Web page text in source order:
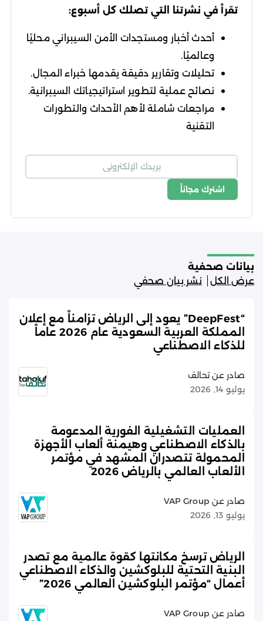
تقرأ في نشرتنا التي تصلك كل أسبوع:
أحدث أخبار ومستجدات الأمن السيبراني محليًا
وعالميًا.
تحليلات وتقارير دقيقة يقدمها خبراء المجال.
نصائح عملية لتطوير استراتيجياتك السيبرانية.
مراجعات شاملة لأهم الأحداث والتطورات
التقنية
اشترك مجاناً
بيانات صحفية
عرض الكل
نشر بيان صحفي
“DeepFest” يعود إلى الرياض تزامناً مع إعلان
المملكة العربية السعودية عام 2026 عاماً
للذكاء الاصطناعي
صادر عن تحالف
يوليو 14, 2026
العمليات التشغيلية الفورية المدعومة
بالذكاء الاصطناعي وهيمنة ألعاب الأجهزة
المحمولة تتصدران المشهد في مؤتمر
الألعاب العالمي بالرياض 2026
صادر عن VAP Group
يوليو 13, 2026
الرياض ترسخ مكانتها كقوة عالمية مع تصدر
البنية التحتية للبلوكشين والذكاء الاصطناعي
أعمال “مؤتمر البلوكشين العالمي 2026”
صادر عن VAP Group